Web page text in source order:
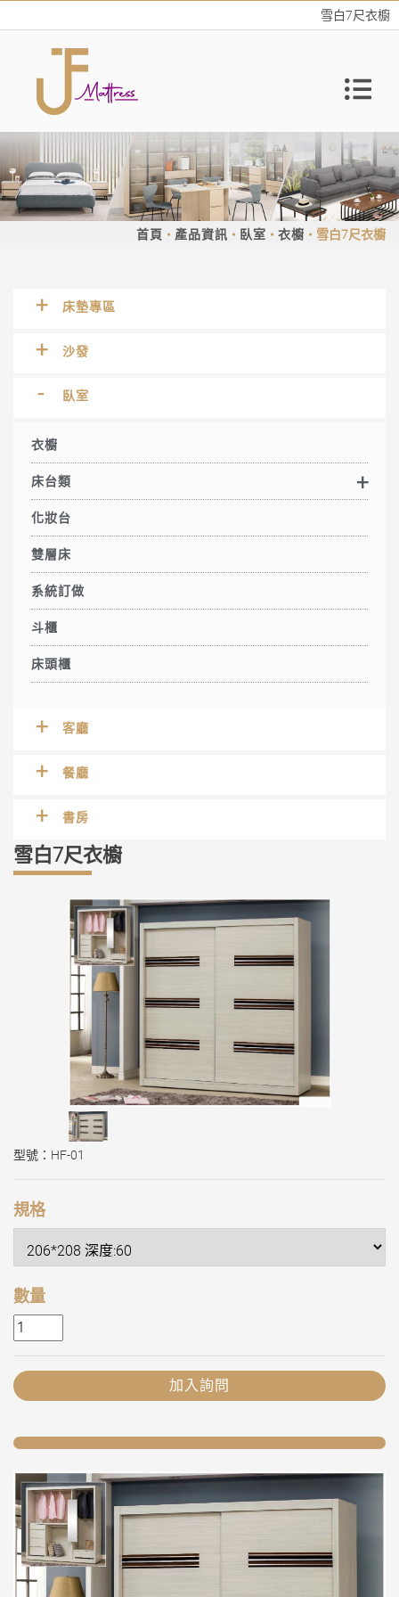
雪白7尺衣櫥
首頁 產品資訊 臥室 衣櫥 雪白7尺衣櫥
床墊專區
沙發
臥室
衣櫥
床台類
化妝台
雙層床
系統訂做
斗櫃
床頭櫃
客廳
餐廳
書房
雪白7尺衣櫥
型號：HF-01
規格
數量
加入詢問